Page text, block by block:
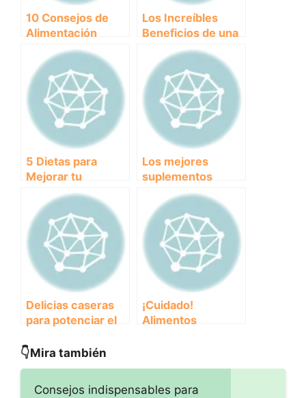
10 Consejos de
Alimentación
Canina para una
Nutrición
Equilibrada y
Saludable
Los Increíbles
Beneficios de una
Alimentación
Adecuada para tu
Salud
5 Dietas para
Mejorar tu
Rendimiento:
Alimentos clave
para potenciar tu
desempeño
Los mejores
suplementos
nutricionales
recomendados
para tu mascota
Delicias caseras
para potenciar el
perro atleta:
¡Cuidado!
Alimentos
👇Mira también
Consejos indispensables para